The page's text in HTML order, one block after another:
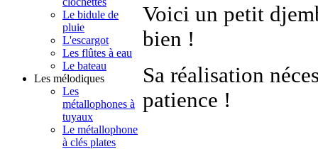
Voici un petit
bien !
Sa réalisation
patience !
Le bidule de
pluie
L'escargot
Les flûtes à eau
Le bateau
Les mélodiques
Les
métallophones à
tuyaux
Le métallophone
à clés plates